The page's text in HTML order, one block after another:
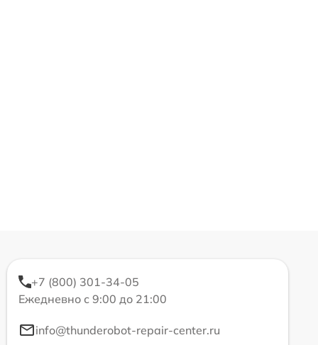
+7 (800) 301-34-05
Ежедневно с 9:00 до 21:00
info@thunderobot-repair-center.ru